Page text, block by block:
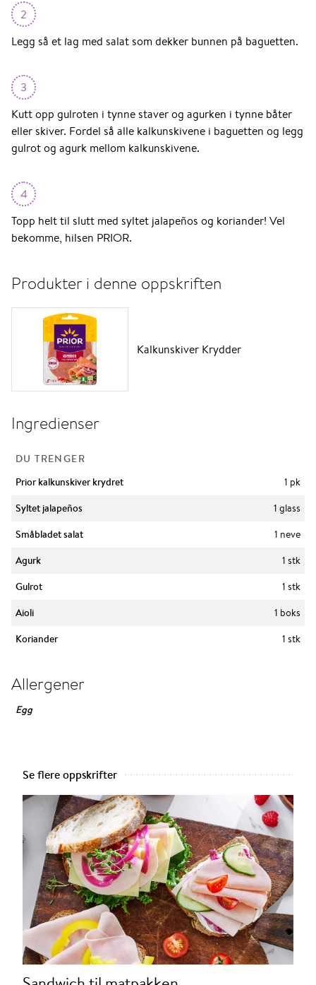
2
Legg så et lag med salat som dekker bunnen på baguetten.
3
Kutt opp gulroten i tynne staver og agurken i tynne båter
eller skiver. Fordel så alle kalkunskivene i baguetten og legg
gulrot og agurk mellom kalkunskivene.
4
Topp helt til slutt med syltet jalapeños og koriander! Vel
bekomme, hilsen PRIOR.
Produkter i denne oppskriften
Kalkunskiver Krydder
Ingredienser
DU TRENGER
Prior kalkunskiver krydret
1 pk
Syltet jalapeños
1 glass
Småbladet salat
1 neve
Agurk
1 stk
Gulrot
1 stk
Aioli
1 boks
Koriander
1 stk
Allergener
Egg
Se flere oppskrifter